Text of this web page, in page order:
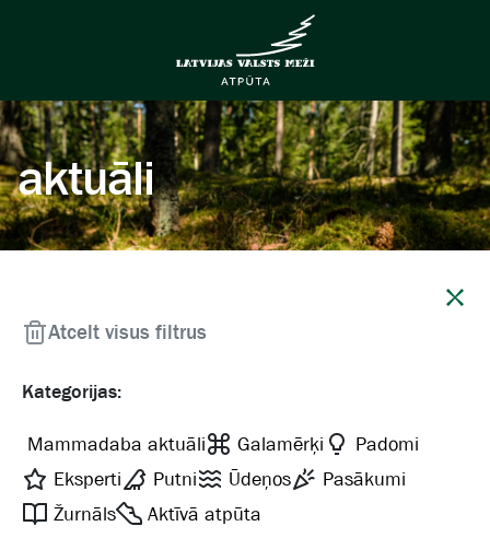
aktuāli
Kategorijas:
Mammadaba aktuāli Galamērķi
Padomi
Eksperti
Putni Ūdeņos
Pasākumi
Žurnāls
Aktīvā atpūta
Atcelt visus filtrus